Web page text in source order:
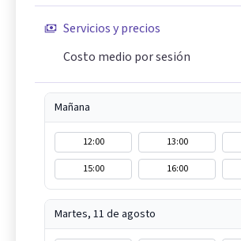
Servicios y precios
Costo medio por sesión
Mañana
12:00 13:00
15:00
16:00
Martes, 11 de agosto